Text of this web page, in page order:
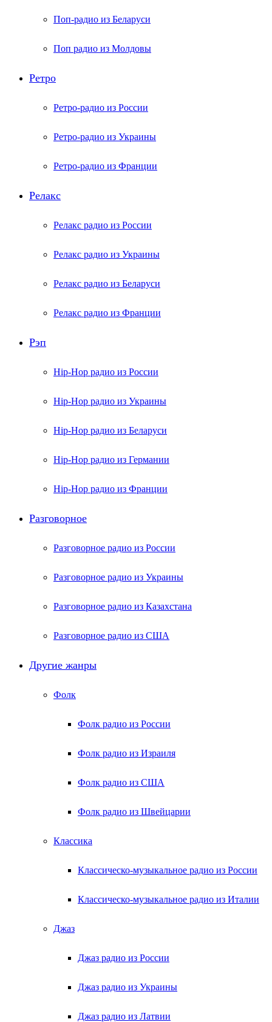
Поп-радио из Беларуси
Поп радио из Молдовы
Ретро
Ретро-радио из России
Ретро-радио из Украины
Ретро-радио из Франции
Релакс
Релакс радио из России
Релакс радио из Украины
Релакс радио из Беларуси
Релакс радио из Франции
Рэп
Hip-Hop радио из России
Hip-Hop радио из Украины
Hip-Hop радио из Беларуси
Hip-Hop радио из Германии
Hip-Hop радио из Франции
Разговорное
Разговорное радио из России
Разговорное радио из Украины
Разговорное радио из Казахстана
Разговорное радио из США
Другие жанры
Фолк
Фолк радио из России
Фолк радио из Израиля
Фолк радио из США
Фолк радио из Швейцарии
Классика
Классическо-музыкальное радио из России
Классическо-музыкальное радио из Италии
Джаз
Джаз радио из России
Джаз радио из Украины
Джаз радио из Латвии